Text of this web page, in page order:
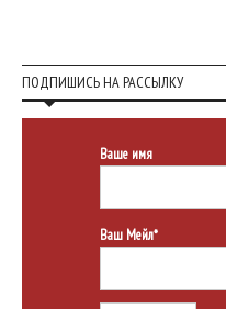
ПОДПИШИСЬ НА РАССЫЛКУ
Ваше имя
Ваш Мейл*